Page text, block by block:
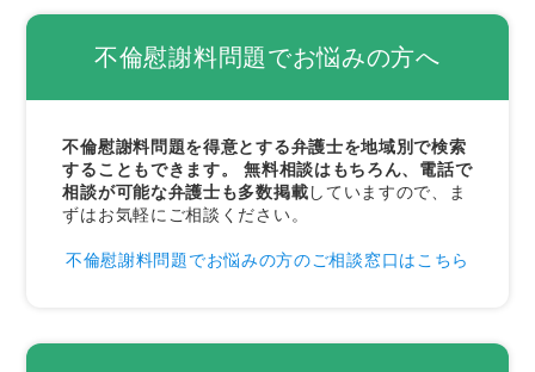
7.強い離婚意思を相手方に明確に示せる
例3つ
1.不倫した夫との離婚を成立させた事例
2.夫からDVを受けていた妻の離婚を成立させ
た事例
不倫慰謝料問題でお悩みの方へ
不倫慰謝料問題を得意とする弁護士を地域別で検索
することもできます。
無料相談はもちろん、電話で
相談が可能な弁護士も多数掲載していますので、ま
ずはお気軽にご相談ください。
不倫慰謝料問題でお悩みの方のご相談窓口はこちら